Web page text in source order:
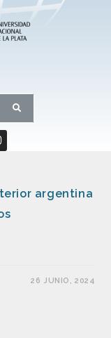
argentina
26 JUNIO, 2024